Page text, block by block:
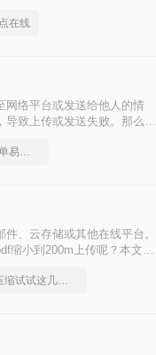
在线
网络平台或发送给他人的情
致上传或发送失败。那么如
pdf文档压缩大小，简单易学的方法
、云存储或其他在线平台。
缩小到200m上传呢？本文将
pdf文件怎么压缩试试这几个方法